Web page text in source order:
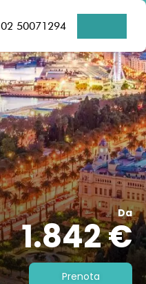
02 50071294
Da
1.842 €
Prenota